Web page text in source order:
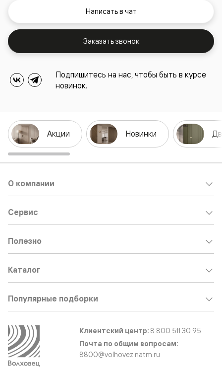
Написать в чат
Заказать звонок
Подпишитесь на нас, чтобы быть в курсе
новинок.
Акции Новинки
О компании
Сервис
Полезно
Каталог
Популярные подборки
Клиентский центр: 8 800 511 30 95
Почта по общим вопросам:
8800@volhovez.natm.ru